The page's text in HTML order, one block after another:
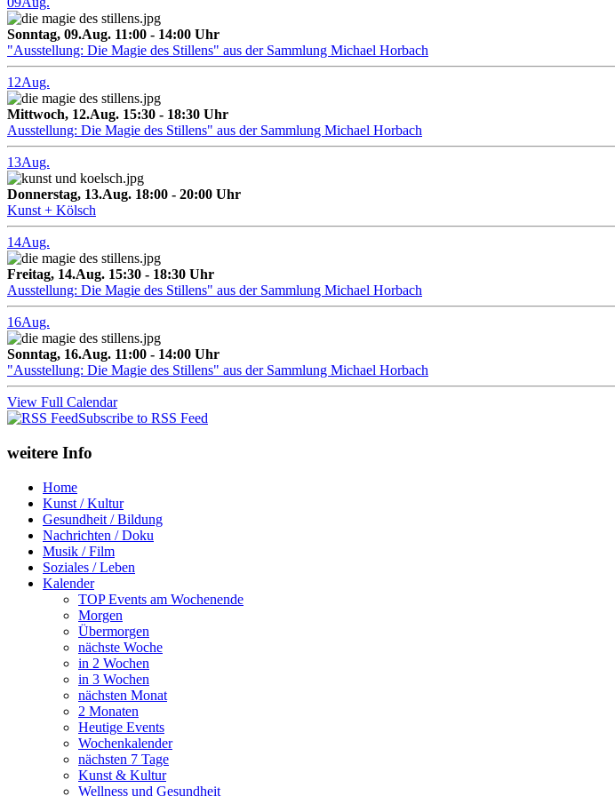
Sonntag, 09.Aug. 11:00 - 14:00 Uhr
"Ausstellung: Die Magie des Stillens" aus der Sammlung Michael Horbach
12Aug.
Mittwoch, 12.Aug. 15:30 - 18:30 Uhr
Ausstellung: Die Magie des Stillens" aus der Sammlung Michael Horbach
13Aug.
Donnerstag, 13.Aug. 18:00 - 20:00 Uhr
Kunst + Kölsch
14Aug.
Freitag, 14.Aug. 15:30 - 18:30 Uhr
Ausstellung: Die Magie des Stillens" aus der Sammlung Michael Horbach
16Aug.
Sonntag, 16.Aug. 11:00 - 14:00 Uhr
"Ausstellung: Die Magie des Stillens" aus der Sammlung Michael Horbach
View Full Calendar
Subscribe to RSS Feed
weitere Info
Home
Kunst / Kultur
Gesundheit / Bildung
Nachrichten / Doku
Musik / Film
Soziales / Leben
Kalender
TOP Events am Wochenende
Morgen
Übermorgen
nächste Woche
in 2 Wochen
in 3 Wochen
nächsten Monat
2 Monaten
Heutige Events
Wochenkalender
nächsten 7 Tage
Kunst & Kultur
Wellness und Gesundheit